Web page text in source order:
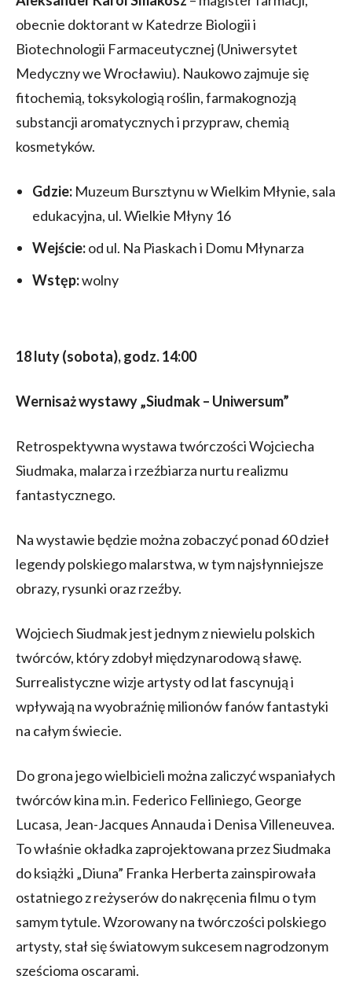
obecnie doktorant w Katedrze Biologii i
Biotechnologii Farmaceutycznej (Uniwersytet
Medyczny we Wrocławiu). Naukowo zajmuje się
fitochemią, toksykologią roślin, farmakognozją
substancji aromatycznych i przypraw, chemią
kosmetyków.
Gdzie: Muzeum Bursztynu w Wielkim Młynie, sala
edukacyjna, ul. Wielkie Młyny 16
Wejście:od ul. Na Piaskach i Domu Młynarza
Wstęp:wolny
18 luty (sobota), godz. 14:00
Wernisaż wystawy „Siudmak – Uniwersum”
Retrospektywna wystawa twórczości Wojciecha
Siudmaka, malarza i rzeźbiarza nurtu realizmu
fantastycznego.
Na wystawie będzie można zobaczyć ponad 60 dzieł
legendy polskiego malarstwa, w tym najsłynniejsze
obrazy, rysunki oraz rzeźby.
Wojciech Siudmak jest jednym z niewielu polskich
twórców, który zdobył międzynarodową sławę.
Surrealistyczne wizje artysty od lat fascynują i
wpływają na wyobraźnię milionów fanów fantastyki
na całym świecie.
Do grona jego wielbicieli można zaliczyć wspaniałych
twórców kina m.in. Federico Felliniego, George
Lucasa, Jean-Jacques Annauda i Denisa Villeneuvea.
To właśnie okładka zaprojektowana przez Siudmaka
do książki „Diuna” Franka Herberta zainspirowała
ostatniego z reżyserów do nakręcenia filmu o tym
samym tytule. Wzorowany na twórczości polskiego
artysty, stał się światowym sukcesem nagrodzonym
sześcioma oscarami.